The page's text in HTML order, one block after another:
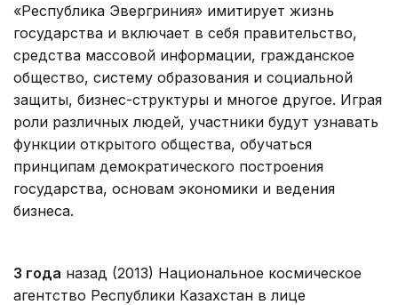
«Республика Эвергриния» имитирует жизнь
государства и включает в себя правительство,
средства массовой информации, гражданское
общество, систему образования и социальной
защиты, бизнес-структуры и многое другое. Играя
роли различных людей, участники будут узнавать
функции открытого общества, обучаться
принципам демократического построения
государства, основам экономики и ведения
бизнеса.
3 года назад (2013) Национальное космическое
агентство Республики Казахстан в лице